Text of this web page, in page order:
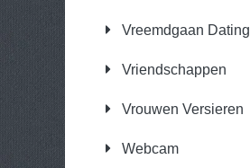
Vreemdgaan Dating
Vriendschappen
Vrouwen Versieren
Webcam